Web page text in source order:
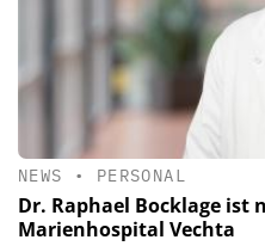
NEWS • PERSONAL
Dr. Raphael Bocklage ist
Marienhospital Vechta